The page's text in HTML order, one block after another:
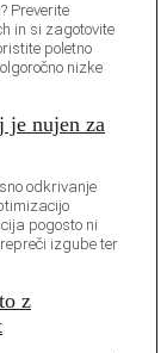
Preverite
in si zagotovite
poletno
nizke
je nujen za
odkrivanje
pogosto ni
izgube ter
z